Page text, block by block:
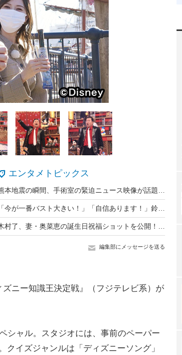
エンタメトピックス
編集部にメッセージを送る
ニー知識王決定戦』（フジテレビ系）が
シャル。スタジオには、事前のペーパー
イズジャンルは「ディズニーソング」